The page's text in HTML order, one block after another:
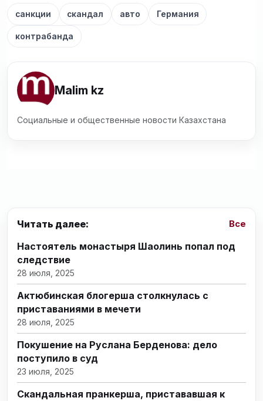
санкции скандал авто Германия
контрабанда
Malim kz
Социальные и общественные новости Казахстана
Читать далее: Все
Настоятель монастыря Шаолинь попал под
следствие
28 июля, 2025
Актюбинская блогерша столкнулась с
приставаниями в мечети
28 июля, 2025
Покушение на Руслана Берденова: дело
поступило в суд
23 июля, 2025
Скандальная пранкерша, пристававшая к